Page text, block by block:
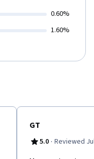
0.60%
1.60%
GT
5.0 · Reviewed